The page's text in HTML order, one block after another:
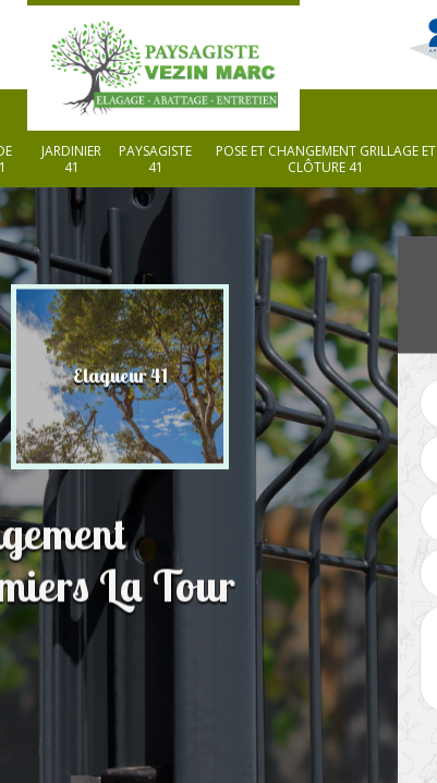
JARDINIER
41
PAYSAGISTE
41
POSE ET CHANGEMENT GRILLAGE ET
CLÔTURE 41
Paysagiste 41 Pose de gazon en
rouleau 41
La Tour